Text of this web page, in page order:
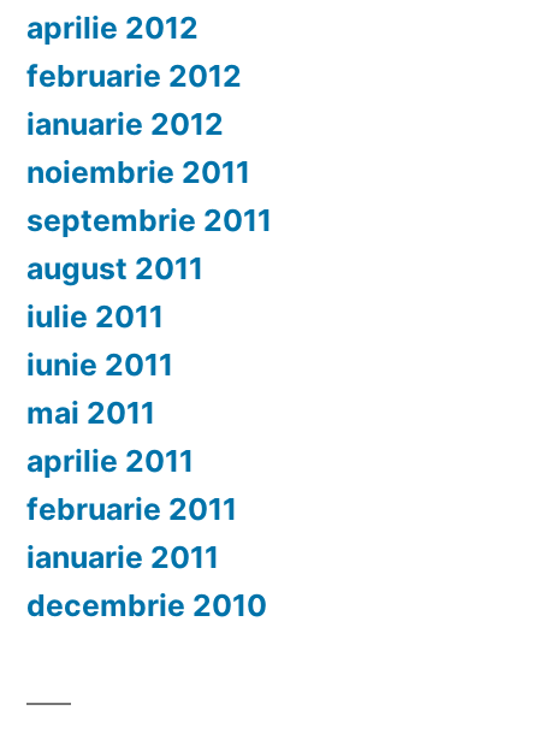
aprilie 2012
februarie 2012
ianuarie 2012
noiembrie 2011
septembrie 2011
august 2011
iulie 2011
iunie 2011
mai 2011
aprilie 2011
februarie 2011
ianuarie 2011
decembrie 2010